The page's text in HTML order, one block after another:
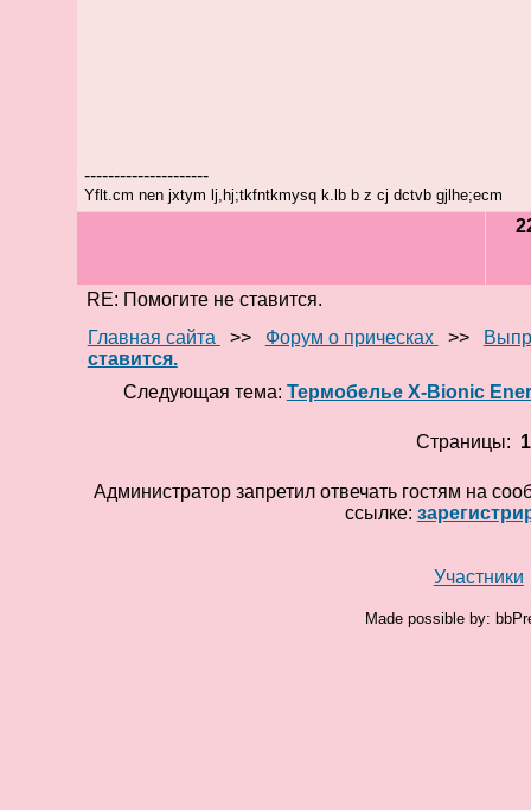
---------------------
Yflt.cm nen jxtym lj,hj;tkfntkmysq k.lb b z cj dctvb gjlhe;ecm
RE: Помогите не ставится.
Главная сайта
>> Форум о прическах >>
ставится.
Следующая тема: Термобелье X-Bionic
Страницы: 1
Администратор запретил отвечать гостям на
ссылке:
Участники
Made possible by: